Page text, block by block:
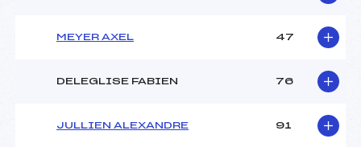
MEYER AXEL 47
DELEGLISE FABIEN 76
JULLIEN ALEXANDRE 91